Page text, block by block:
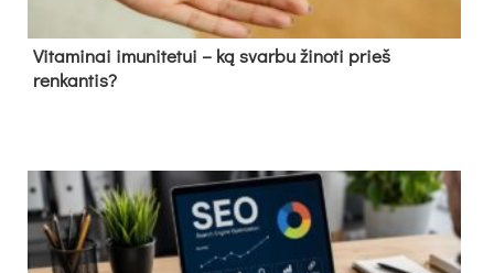
Vitaminai imunitetui – ką svarbu žinoti prieš
renkantis?